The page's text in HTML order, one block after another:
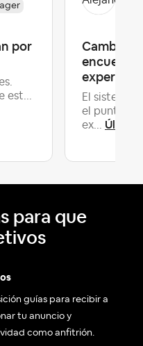
por
est...
Cambio
El sistema
el punto
ex... Última
para que
guías para recibir a
tu anuncio y
como anfitrión.